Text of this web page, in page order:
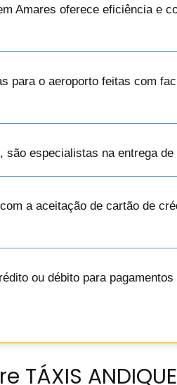
Amares oferece eficiência e
para o aeroporto feitas com
são especialistas na entrega
a aceitação de cartão de
ou débito para
TÁXIS